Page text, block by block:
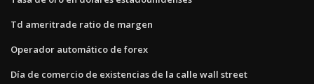
Td ameritrade ratio de margen
Operador automático de forex
Día de comercio de existencias de la calle wall street